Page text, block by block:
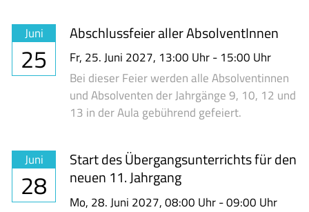
Juni
25
Abschlussfeier aller AbsolventInnen
Fr, 25. Juni 2027, 13:00 Uhr- 15:00 Uhr
Bei dieser Feier werden alle Absolventinnen
und Absolventen der Jahrgänge 9, 10, 12 und
13 in der Aula gebührend gefeiert.
Juni
28
Start des Übergangsunterrichts für den
neuen 11. Jahrgang
Mo, 28. Juni 2027, 08:00 Uhr- 09:00 Uhr